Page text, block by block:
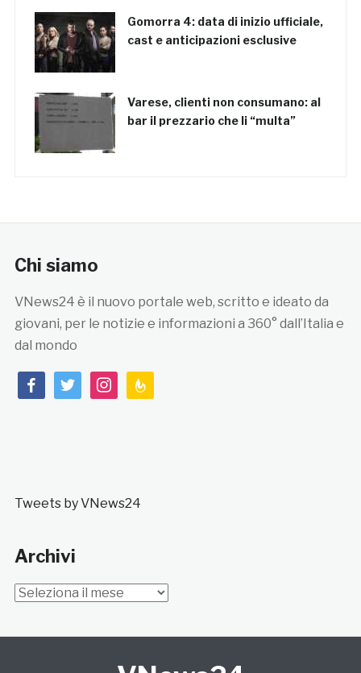
Gomorra 4: data di inizio ufficiale,
cast e anticipazioni esclusive
Varese, clienti non consumano: al
bar il prezzario che li “multa”
Chi siamo
VNews24 è il nuovo portale web, scritto e ideato da
giovani, per le notizie e informazioni a 360° dall’Italia e
dal mondo
facebooktwitterinstagramfeedburner
Tweets by VNews24
Archivi
Archivi